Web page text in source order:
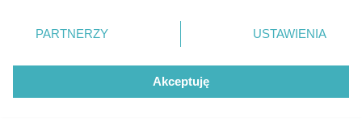
zmienić/wycofać klikając przycisk ustawień prywatności
znajdujący się w lewym dolnym rogu strony
. Niektóre
użytkownika, ale masz prawo sprzeciwić się takiemu
przetwarzaniu. Preferencje będą miały zastosowania tylko
PARTNERZY USTAWIENIA
Akceptuję